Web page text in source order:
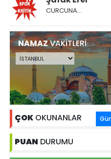
CURCUNA…
NAMAZVAKİTLERİ
ÇOK OKUNANLAR
PUAN DURUMU